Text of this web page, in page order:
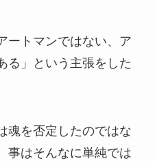
ートマンではない、ア
る」という主張をした
魂を否定したのではな
事はそんなに単純では